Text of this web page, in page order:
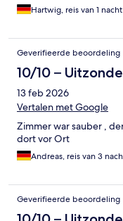
Hartwig, reis van 1 nacht
Geverifieerde beoordeling
10/10 –
13 feb 2026
Vertalen met Google
Zimmer war sauber ,
dort vor Ort
Andreas, reis van 3
Geverifieerde beoordeling